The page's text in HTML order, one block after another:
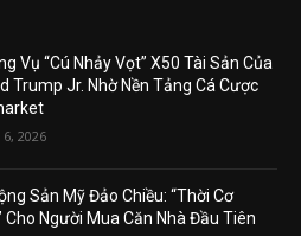
Vụ “Cú Nhảy Vọt” X50 Tài Sản Của
Trump Jr. Nhờ Nền Tảng Cá Cược
2026
Sản Mỹ Đảo Chiều: “Thời Cơ
Cho Người Mua Căn Nhà Đầu Tiên